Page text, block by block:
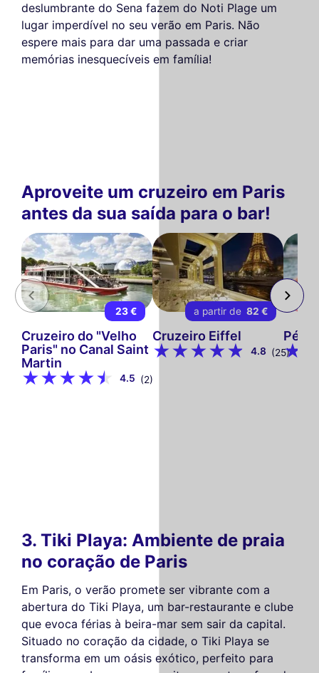
deslumbrante do Sena fazem do Noti Plage um
lugar imperdível no seu verão em Paris. Não
espere mais para dar uma passada e criar
memórias inesquecíveis em família!
Aproveite um cruzeiro em Paris
antes da sua saída para o bar!
23 €
Cruzeiro do "Velho
Paris" no Canal Saint
Martin
4.5 (2)
a partir de 82 €
Cruzeiro Eiffel
4.8 (25)
3. Tiki Playa: Ambiente de praia
no coração de Paris
Em Paris, o verão promete ser vibrante com a
abertura do Tiki Playa, um bar-restaurante e clube
que evoca férias à beira-mar sem sair da capital.
Situado no coração da cidade, o Tiki Playa se
transforma em um oásis exótico, perfeito para